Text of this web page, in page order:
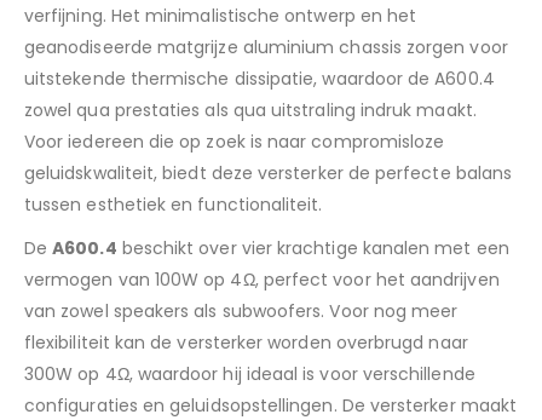
verfijning. Het minimalistische ontwerp en het
geanodiseerde matgrijze aluminium chassis zorgen voor
uitstekende thermische dissipatie, waardoor de A600.4
zowel qua prestaties als qua uitstraling indruk maakt.
Voor iedereen die op zoek is naar compromisloze
geluidskwaliteit, biedt deze versterker de perfecte balans
tussen esthetiek en functionaliteit.
DeA600.4 beschikt over vier krachtige kanalen met een
vermogen van 100W op 4Ω, perfect voor het aandrijven
van zowel speakers als subwoofers. Voor nog meer
flexibiliteit kan de versterker worden overbrugd naar
300W op 4Ω, waardoor hij ideaal is voor verschillende
configuraties en geluidsopstellingen. De versterker maakt